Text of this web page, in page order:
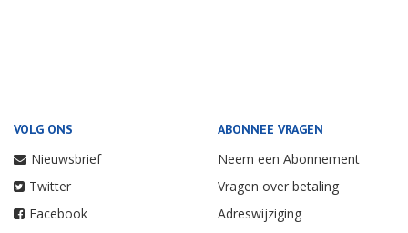
VOLG ONS
Nieuwsbrief
Twitter
Facebook
ABONNEE VRAGEN
Neem een Abonnement
Vragen over betaling
Adreswijziging